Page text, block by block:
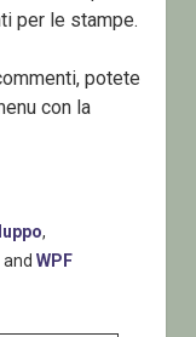
per le stampe.
potete
con la
,
and WPF